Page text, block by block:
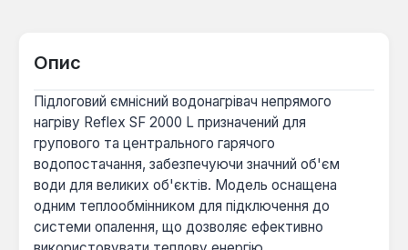
Опис
Підлоговий ємнісний водонагрівач непрямого
нагріву Reflex SF 2000 L призначений для
групового та центрального гарячого
водопостачання, забезпечуючи значний об'єм
води для великих об'єктів. Модель оснащена
одним теплообмінником для підключення до
системи опалення, що дозволяє ефективно